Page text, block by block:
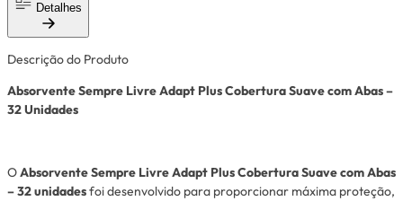
Detalhes
Descrição do Produto
Absorvente Sempre Livre Adapt Plus Cobertura Suave com Abas –
32 Unidades
OAbsorvente Sempre Livre Adapt Plus Cobertura Suave com Abas
– 32 unidadesfoi desenvolvido para proporcionar máxima proteção,